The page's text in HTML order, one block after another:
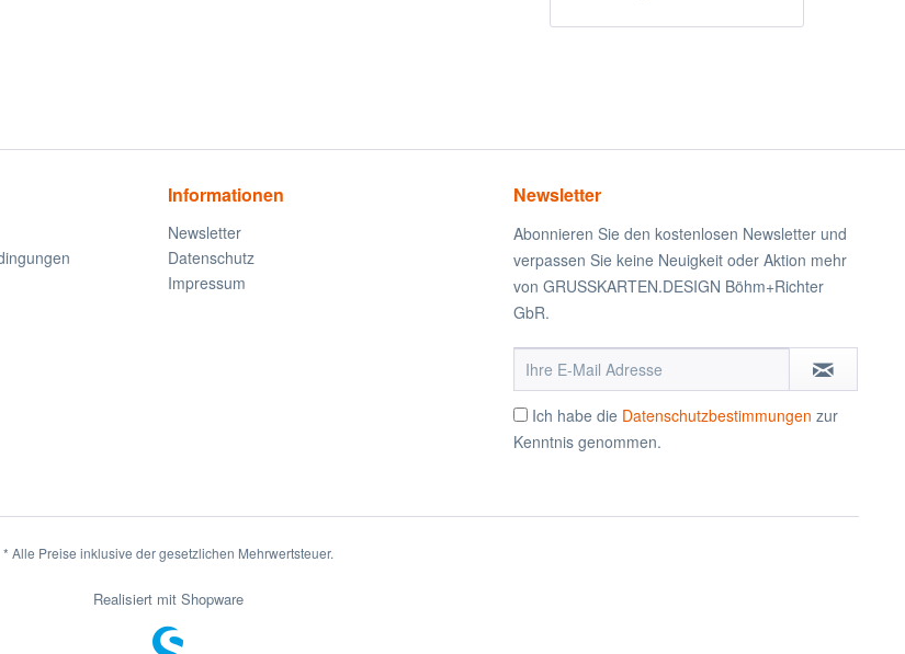
Informationen
Newsletter
Datenschutz
Impressum
Newsletter
Abonnieren Sie den kostenlosen Newsletter und
verpassen Sie keine Neuigkeit oder Aktion mehr
von GRUSSKARTEN.DESIGN Böhm+Richter
GbR.
Ich habe die Datenschutzbestimmungen zur
Kenntnis genommen.
* Alle Preise inklusive der gesetzlichen Mehrwertsteuer.
Realisiert mit Shopware